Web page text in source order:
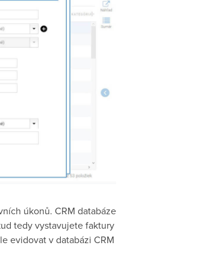
úkonů. CRM databáze
tedy vystavujete faktury
evidovat v databázi CRM